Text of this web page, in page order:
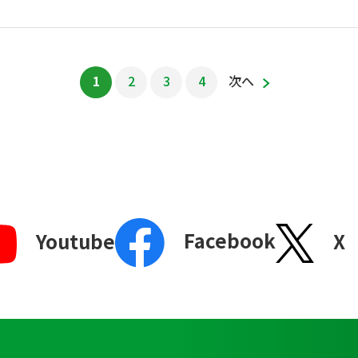
1 2 3 4 次へ
Youtube Facebook X